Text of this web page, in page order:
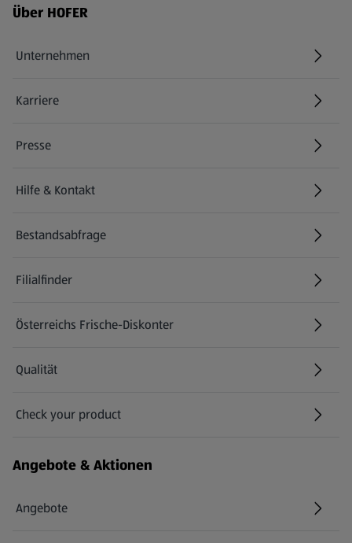
Fußzeilenmenü - weitere Links
Über HOFER
Unternehmen
Karriere
(öffnet in einem neuen Tab)
Presse
Hilfe & Kontakt
(öffnet in einem neuen Tab)
Bestandsabfrage
(öffnet in einem neuen Tab)
Filialfinder
Österreichs Frische-Diskonter
Qualität
Check your product
(öffnet in einem neuen Tab)
Angebote & Aktionen
Angebote